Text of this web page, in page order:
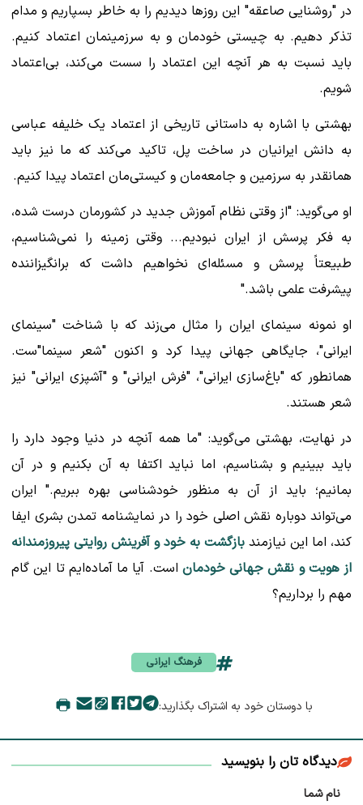
در "روشنایی صاعقه" این روزها دیدیم را به خاطر بسپاریم و مدام
تذکر دهیم. به چیستی خودمان و به سرزمینمان اعتماد کنیم.
باید نسبت به هر آنچه این اعتماد را سست می‌کند، بی‌اعتماد
شویم.
بهشتی با اشاره به داستانی تاریخی از اعتماد یک خلیفه عباسی
به دانش ایرانیان در ساخت پل، تاکید می‌کند که ما نیز باید
همانقدر به سرزمین و جامعه‌مان و کیستی‌مان اعتماد پیدا کنیم.
او می‌گوید: "از وقتی نظام آموزش جدید در کشورمان درست شده،
به فکر پرسش از ایران نبودیم... وقتی زمینه را نمی‌شناسیم،
طبیعتاً پرسش و مسئله‌ای نخواهیم داشت که برانگیزاننده
پیشرفت علمی باشد."
او نمونه سینمای ایران را مثال می‌زند که با شناخت "سینمای
ایرانی"، جایگاهی جهانی پیدا کرد و اکنون "شعر سینما"ست.
همانطور که "باغ‌سازی ایرانی"، "فرش ایرانی" و "آشپزی ایرانی" نیز
شعر هستند.
در نهایت، بهشتی می‌گوید: "ما همه آنچه در دنیا وجود دارد را
باید ببینیم و بشناسیم، اما نباید اکتفا به آن بکنیم و در آن
بمانیم؛ باید از آن به منظور خودشناسی بهره ببریم." ایران
می‌تواند دوباره نقش اصلی خود را در نمایشنامه تمدن بشری ایفا
کند، اما این نیازمند بازگشت به خود و آفرینش روایتی پیروزمندانه
از هویت و نقش جهانی خودمان است. آیا ما آماده‌ایم تا این گام
مهم را برداریم؟
فرهنگ ایرانی
با دوستان خود به اشتراک بگذارید:
دیدگاه تان را بنویسید
نام شما